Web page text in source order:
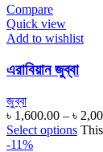
Compare
Quick view
Add to wishlist
এরাবিয়ান জুব্বা
জুব্বা
৳ 1,600.00 – ৳
Select options
-11%